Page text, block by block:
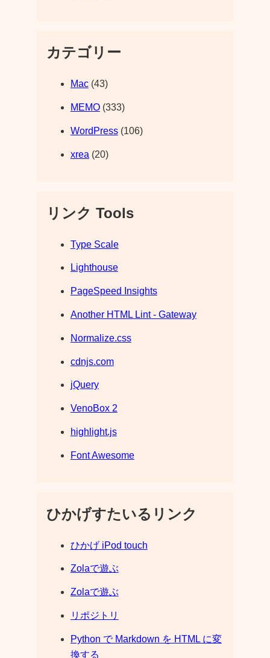
カテゴリー
Mac(43)
MEMO(333)
WordPress(106)
xrea (20)
リンク Tools
Type Scale
Lighthouse
PageSpeed Insights
Another HTML Lint - Gateway
Normalize.css
cdnjs.com
jQuery
VenoBox 2
highlight.js
Font Awesome
ひかげすたいるリンク
ひかげ iPod touch
Zolaで遊ぶ
Zolaで遊ぶ
リポジトリ
Python で Markdown を HTML に変
換する